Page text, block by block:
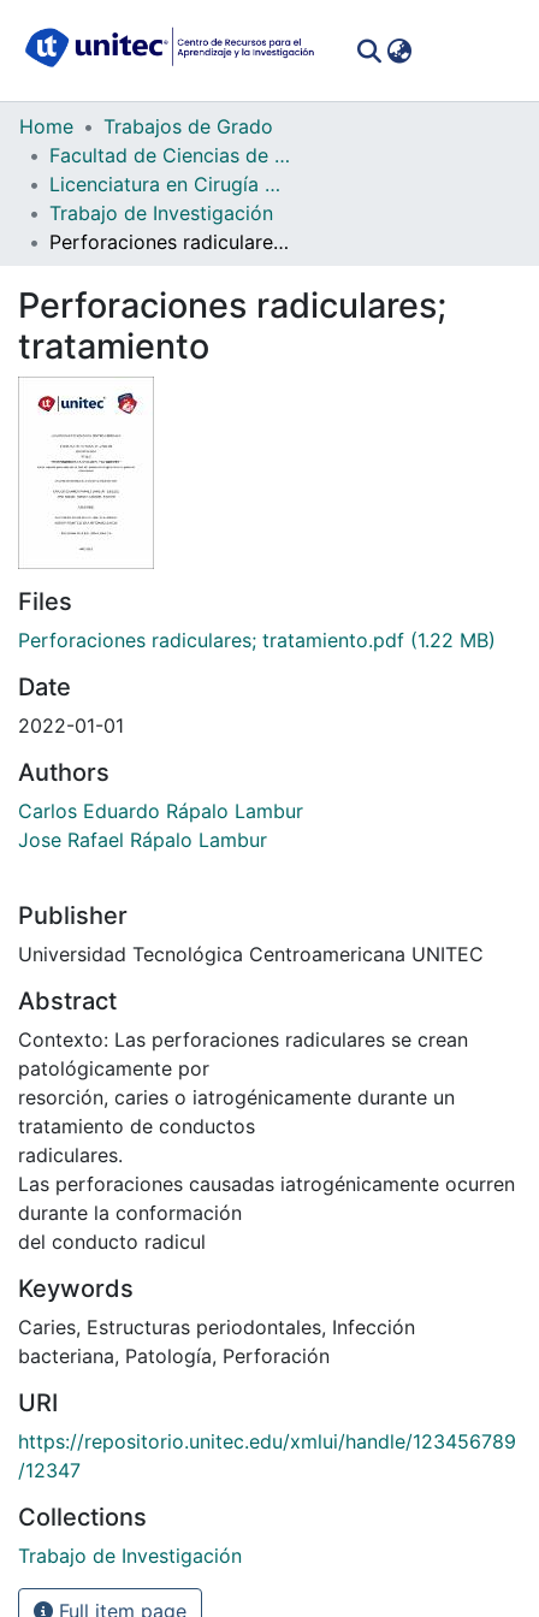
Communities
Collections
All of DSpace
Statistics
Home
Trabajos de Grado
Facultad de Ciencias de la Salud
Licenciatura en Cirugía Dental
Trabajo de Investigación
Perforaciones radiculares; tratamiento
Perforaciones radiculares;
tratamiento
Files
Perforaciones radiculares; tratamiento.pdf (1.22 MB)
Date
2022-01-01
Authors
Carlos Eduardo Rápalo Lambur
Jose Rafael Rápalo Lambur
Publisher
Universidad Tecnológica Centroamericana UNITEC
Abstract
Contexto: Las perforaciones radiculares se crean
patológicamente por
resorción, caries o iatrogénicamente durante un
tratamiento de conductos
radiculares.
Las perforaciones causadas iatrogénicamente ocurren
durante la conformación
del conducto radicul
Keywords
Caries, Estructuras periodontales, Infección
bacteriana, Patología, Perforación
URI
https://repositorio.unitec.edu/xmlui/handle/123456789
/12347
Collections
Trabajo de Investigación
Full item page